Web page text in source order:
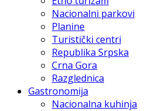
Nacionalni parkovi
Planine
Turistički centri
Republika Srpska
Crna Gora
Razglednica
Gastronomija
Nacionalna kuhinja